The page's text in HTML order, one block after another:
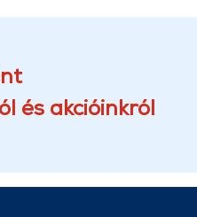
és akcióinkról